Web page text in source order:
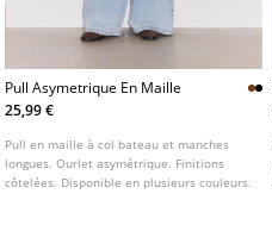
Pull Asymetrique En Maille
25,99 €
Pull en maille à col bateau et manches
longues. Ourlet asymétrique. Finitions
côtelées. Disponible en plusieurs couleurs.